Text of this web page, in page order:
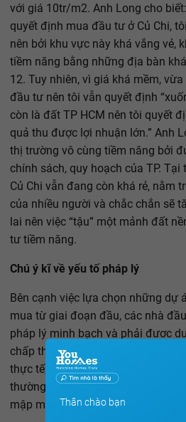
với giá 10tr/m2. Anh Long cho
quyết định mua đầu tư ở Củ Chi,
nên bởi khu vực này khá vắng vẻ,
tiềm năng bằng những địa bàn
12. Tuy nhiên, vì giá khá mềm,
đầu tư nên tôi vẫn quyết định
còn là đất TP HCM nên tôi quyết
quả thu được lợi nhuận lớn.” Anh
thị trường vô cùng tiềm năng bởi
chính sách, quy hoạch của TP. Tại
Củ Chi vẫn đang còn khá rẻ, nằm
của nhiều người và chắc chắn sẽ
lai nên việc “tậu” một mảnh đất
tư tiềm năng.
Chú ý kĩ về yếu tố pháp lý
Bên cạnh việc lựa chọn những dự
mua từ giai đoạn đầu, các nhà
pháp lý minh bạch và phải đươc
chấp thuận đầu tư hạ tầng của cơ
thực tế, nhu cầu sở hữu đất để
thường có, do đó tuyệt đối không
mập mờ, chung sổ hồng hoặc
Thân chào bạn